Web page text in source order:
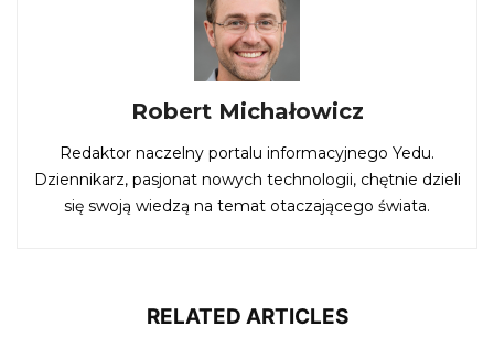
Robert Michałowicz
Redaktor naczelny portalu informacyjnego Yedu.
Dziennikarz, pasjonat nowych technologii, chętnie dzieli
się swoją wiedzą na temat otaczającego świata.
RELATED ARTICLES